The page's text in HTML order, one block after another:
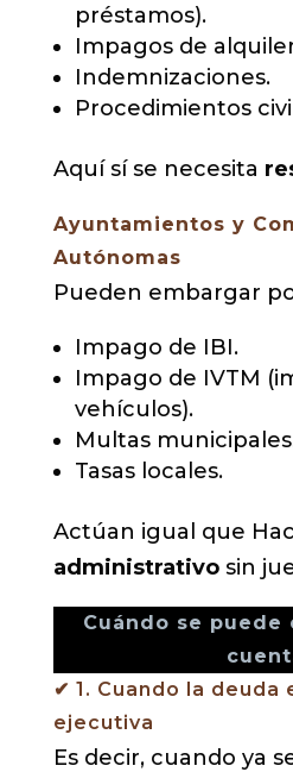
préstamos).
Impagos de
Indemnizaciones.
Procedimientos
Aquí sí se necesita
Ayuntamientos y
Autónomas
Pueden embargar
Impago de IBI.
Impago de IVTM
vehículos).
Multas
Tasas locales.
Actúan igual que
administrativosin
Cuándo se puede
✔ 1. Cuando la deuda
ejecutiva
Es decir, cuando ya